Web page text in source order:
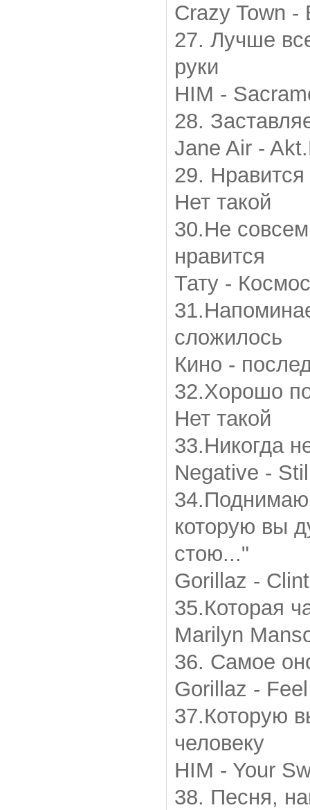
Сrazy Town -
27. Лучше
руки
HIM -
28.
Jane Air -
29. Нравится
Нет такой
30.Не
нравится
Тату - Космос
сложилось
Кино -
32.Хорошо
Нет такой
33.Никогда
Negative -
которую вы
стою..."
Gorillaz -
35.Которая
Marilyn
36. Самое
Gorillaz -
37.Которую
человеку
HIM - Your
38. Песня,